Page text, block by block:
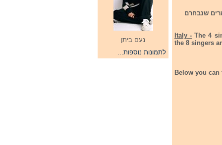
נעם ביתן
לתמונות נוספות...
סן רמו שישתתפו בפסטיבל סן רמו לצעירים הם יצטרפו ל-8 הזמרים שנבחרם
Italy - The 4
the 8 singers
Below you